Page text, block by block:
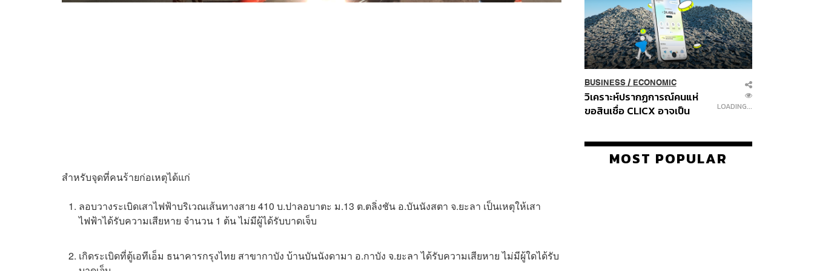
สำหรับจุดที่คนร้ายก่อเหตุได้แก่
ลอบวางระเบิดเสาไฟฟ้าบริเวณเส้นทางสาย 410 บ.ปาลอบาตะ ม.13 ต.ตลิ่งชัน อ.บันนังสตา จ.ยะลา เป็นเหตุให้เสา
ไฟฟ้าได้รับความเสียหาย จำนวน 1 ต้น ไม่มีผู้ได้รับบาดเจ็บ
เกิดระเบิดที่ตู้เอทีเอ็ม ธนาคารกรุงไทย สาขากาบัง บ้านบันนังดามา อ.กาบัง จ.ยะลา ได้รับความเสียหาย ไม่มีผู้ใดได้รับ
BUSINESS/ ECONOMIC
วิเคราะห์ปรากฏการณ์คนแห่
ขอสินเชื่อ CLICX อาจเป็น
ปัญหาหนี้ครัวเรือนไทยที่ถูกซุก
LOADING...
MOST POPULAR